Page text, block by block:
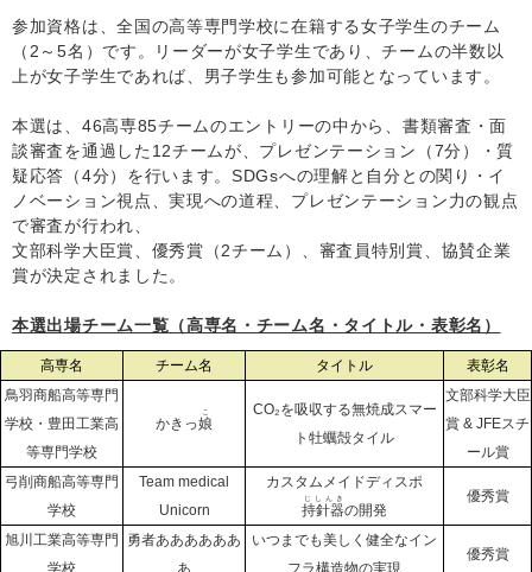
参加資格は、全国の高等専門学校に在籍する女子学生のチーム
（2～5名）です。リーダーが女子学生であり、チームの半数以
上が女子学生であれば、男子学生も参加可能となっています。
本選は、46高専85チームのエントリーの中から、書類審査・面
談審査を通過した12チームが、プレゼンテーション（7分）・質
疑応答（4分）を行います。SDGsへの理解と自分との関り・イ
ノベーション視点、実現への道程、プレゼンテーション力の観点
で審査が行われ、
文部科学大臣賞、優秀賞（2チーム）、審査員特別賞、協賛企業
賞が決定されました。
本選出場チーム一覧（高専名・チーム名・タイトル・表彰名）
高専名 チーム名 タイトル
表彰名
鳥羽商船高等専門
学校・豊田工業高
等専門学校
かきっ娘
こ
CO₂を吸収する無焼成スマー
ト牡蠣殻タイル
文部科学大臣
賞 & JFEスチ
ール賞
弓削商船高等専門
学校
Team medical
Unicorn
カスタムメイドディスポ
持針器
じしんき
の開発
優秀賞
旭川工業高等専門
学校
勇者ああああああ
あ
いつまでも美しく健全なイン
フラ構造物の実現
優秀賞